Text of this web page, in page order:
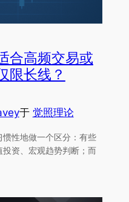
合高频交易或
限长线？
于 觉照理论
性地做一个区分：有些
资、宏观趋势判断；而